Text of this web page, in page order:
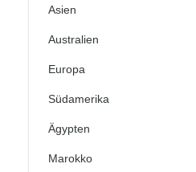
Asien
Australien
Europa
Südamerika
Ägypten
Marokko